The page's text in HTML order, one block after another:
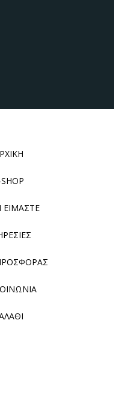
ΕΙΜΑΣΤΕ